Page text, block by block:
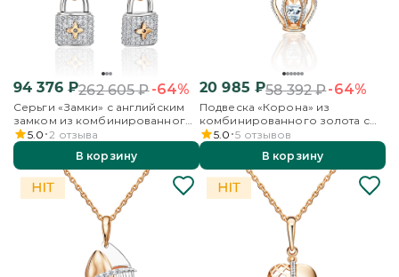
94 376₽262 605₽-64%
Серьги «Замки» с английским
замком из комбинированного
золота с фианитами
5.0 2 отзыва
В корзину
20 985 ₽58 392₽-64%
Подвеска «Корона» из
комбинированного золота с
фианитом
5.0 5 отзывов
В корзину